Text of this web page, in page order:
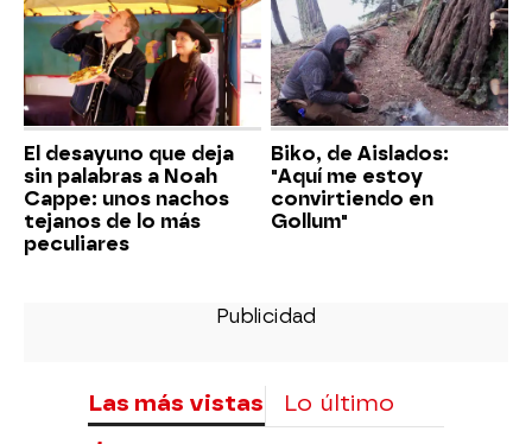
El desayuno que deja
sin palabras a Noah
Cappe: unos nachos
tejanos de lo más
peculiares
Biko, de Aislados:
"Aquí me estoy
convirtiendo en
Gollum"
Las más vistas Lo último